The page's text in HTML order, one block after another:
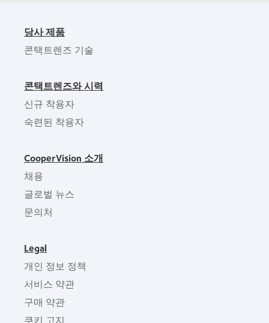
당사 제품
콘택트렌즈 기술
콘택트렌즈와 시력
신규 착용자
숙련된 착용자
CooperVision 소개
채용
글로벌 뉴스
문의처
Legal
개인 정보 정책
서비스 약관
구매 약관
쿠키 고지